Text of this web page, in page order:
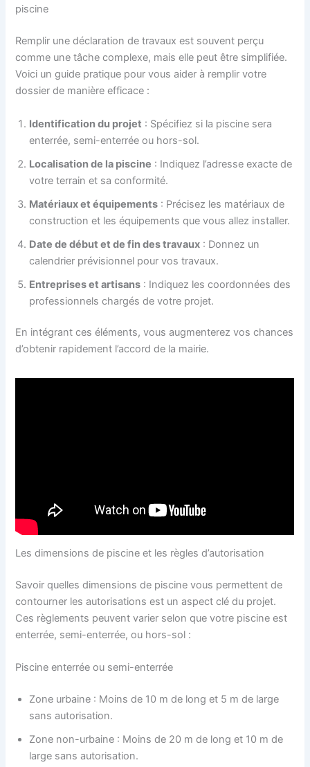
piscine
Remplir une déclaration de travaux est souvent perçu
comme une tâche complexe, mais elle peut être simplifiée.
Voici un guide pratique pour vous aider à remplir votre
dossier de manière efficace :
Identification du projet : Spécifiez si la piscine sera
enterrée, semi-enterrée ou hors-sol.
Localisation de la piscine : Indiquez l’adresse exacte de
votre terrain et sa conformité.
Matériaux et équipements : Précisez les matériaux de
construction et les équipements que vous allez installer.
Date de début et de fin des travaux : Donnez un
calendrier prévisionnel pour vos travaux.
Entreprises et artisans : Indiquez les coordonnées des
professionnels chargés de votre projet.
En intégrant ces éléments, vous augmenterez vos chances
d’obtenir rapidement l’accord de la mairie.
Les dimensions de piscine et les règles d’autorisation
Savoir quelles dimensions de piscine vous permettent de
contourner les autorisations est un aspect clé du projet.
Ces règlements peuvent varier selon que votre piscine est
enterrée, semi-enterrée, ou hors-sol :
Piscine enterrée ou semi-enterrée
Zone urbaine : Moins de 10 m de long et 5 m de large
sans autorisation.
Zone non-urbaine : Moins de 20 m de long et 10 m de
large sans autorisation.